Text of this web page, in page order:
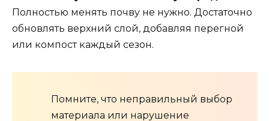
Полностью менять почву не нужно. Достаточно
обновлять верхний слой, добавляя перегной
или компост каждый сезон.
Помните, что неправильный выбор
материала или нарушение